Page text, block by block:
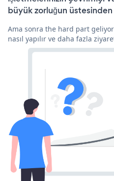
büyük zorluğun
Ama sonra the hard part
nasıl yapılır ve daha fazla